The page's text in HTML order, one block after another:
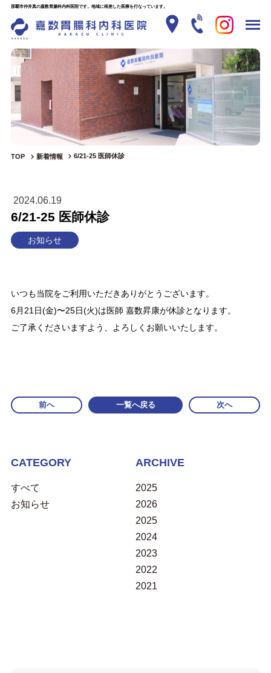
那覇市仲井真の嘉数胃腸科内科医院です。地域に根差した医療を行なっています。
TOP 新着情報 6/21-25 医師休診
2024.06.19
6/21-25 医師休診
お知らせ
いつも当院をご利用いただきありがとうございます。
6月21日(金)〜25日(火)は医師 嘉数昇康が休診となります。
ご了承くださいますよう、よろしくお願いいたします。
前へ 一覧へ戻る 次へ
CATEGORY
すべて
お知らせ
ARCHIVE
2025
2026
2025
2024
2023
2022
2021